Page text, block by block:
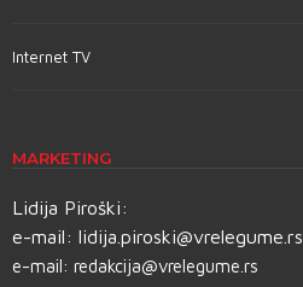
Internet TV
MARKETING
Lidija Piroški:
e-mail: lidija.piroski@vrelegume.rs
e-mail: redakcija@vrelegume.rs